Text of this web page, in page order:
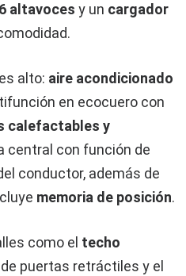
6 altavoces y un cargador
alto: aire acondicionado
en ecocuero con
calefactables y
central con función de
conductor, además de
memoria de posición.
como el techo
puertas retráctiles y el